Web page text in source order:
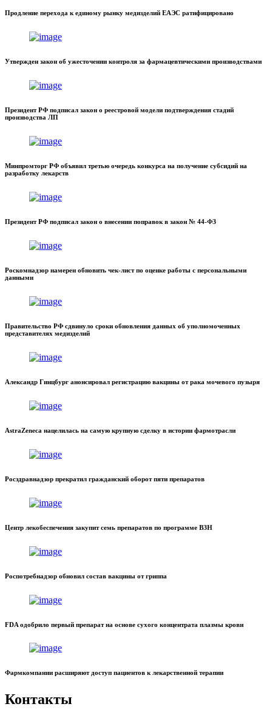
Продление перехода к единому рынку медизделий ЕАЭС ратифицировано
Утвержден закон об ужесточении контроля за фармацевтическими производствами
Президент РФ подписал закон о реестровой модели подтверждения стадий
производства ЛП
Минпромторг РФ объявил третью очередь конкурса на получение субсидий на
разработку лекарств
Президент РФ подписал закон о внесении поправок в закон № 44-ФЗ
Роскомнадзор намерен обновить чек-лист по оценке работы с персональными
данными
Правительство РФ сдвинуло сроки обновления данных об уполномоченных
представителях медизделий
Александр Гинцбург анонсировал регистрацию вакцины от рака мочевого пузыря
AstraZeneca нацелилась на самую крупную сделку в истории фармотрасли
Росздравнадзор прекратил гражданский оборот пяти препаратов
Центр лекобеспечения закупит семь препаратов по программе ВЗН
Роспотребнадзор обновил состав вакцины от гриппа
FDA одобрило первый препарат на основе сухого концентрата плазмы крови
Фармкомпании расширяют доступ пациентов к лекарственной терапии
Контакты